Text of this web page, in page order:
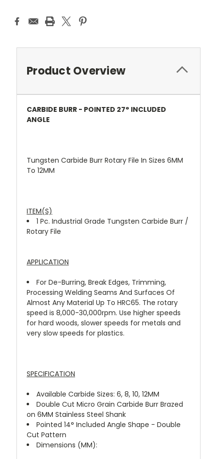
Product Overview
CARBIDE BURR - POINTED 27° INCLUDED
ANGLE
Tungsten Carbide Burr Rotary File In Sizes 6MM
To 12MM
ITEM(S)
1 Pc. Industrial Grade Tungsten Carbide Burr /
Rotary File
APPLICATION
For De-Burring, Break Edges, Trimming,
Processing Welding Seams And Surfaces Of
Almost Any Material Up To HRC65. The rotary
speed is 8,000-30,000rpm. Use higher speeds
for hard woods, slower speeds for metals and
very slow speeds for plastics.
SPECIFICATION
Available Carbide Sizes: 6, 8, 10, 12MM
Double Cut Micro Grain Carbide Burr Brazed
on 6MM Stainless Steel Shank
Pointed 14° Included Angle Shape - Double
Cut Pattern
Dimensions (MM):